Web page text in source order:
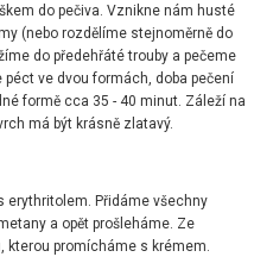
do pečiva. Vznikne nám husté
(nebo rozdělíme stejnoměrně do
do předehřáté trouby a pečeme
ve dvou formách, doba pečení
formě cca 35 - 40 minut. Záleží na
má být krásně zlatavý.
erythritolem. Přidáme všechny
a opět prošleháme. Ze
kterou promícháme s krémem.